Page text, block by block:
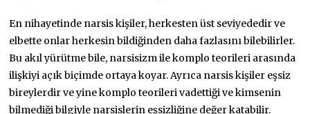
En nihayetinde narsis kişiler, herkesten üst seviyededir ve
elbette onlar herkesin bildiğinden daha fazlasını bilebilirler.
Bu akıl yürütme bile, narsisizm ile komplo teorileri arasında
ilişkiyi açık biçimde ortaya koyar. Ayrıca narsis kişiler eşsiz
bireylerdir ve yine komplo teorileri vadettiği ve kimsenin
bilmediği bilgiyle narsislerin eşsizliğine değer katabilir.